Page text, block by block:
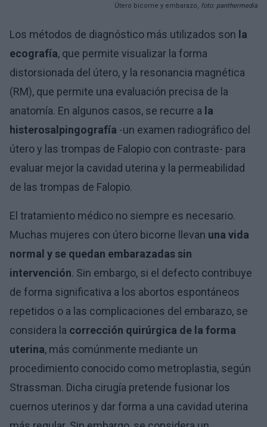
Útero bicorne y embarazo, foto: panthermedia
Los métodos de diagnóstico más utilizados son la
ecografía, que permite visualizar la forma
distorsionada del útero, y la resonancia magnética
(RM), que permite una evaluación precisa de la
anatomía. En algunos casos, se recurre a la
histerosalpingografía -un examen radiográfico del
útero y las trompas de Falopio con contraste- para
evaluar mejor la cavidad uterina y la permeabilidad
de las trompas de Falopio.
El tratamiento médico no siempre es necesario.
Muchas mujeres con útero bicorne llevan una vida
normal y se quedan embarazadas sin
intervención. Sin embargo, si el defecto contribuye
de forma significativa a los abortos espontáneos
repetidos o a las complicaciones del embarazo, se
considera la corrección quirúrgica de la forma
uterina, más comúnmente mediante un
procedimiento conocido como metroplastia, según
Strassman. Dicha cirugía pretende fusionar los
cuernos uterinos y dar forma a una cavidad uterina